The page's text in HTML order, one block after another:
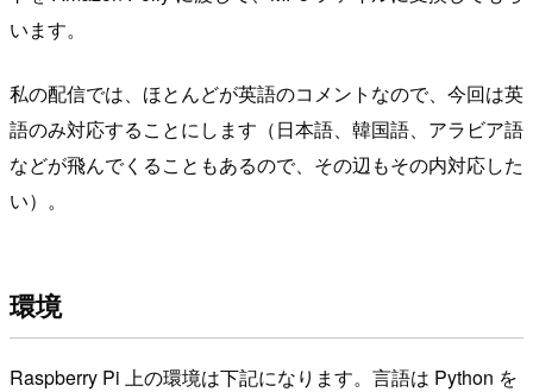
います。
私の配信では、ほとんどが英語のコメントなので、今回は英
語のみ対応することにします（日本語、韓国語、アラビア語
などが飛んでくることもあるので、その辺もその内対応した
い）。
環境
Raspberry Pi 上の環境は下記になります。言語は Python を